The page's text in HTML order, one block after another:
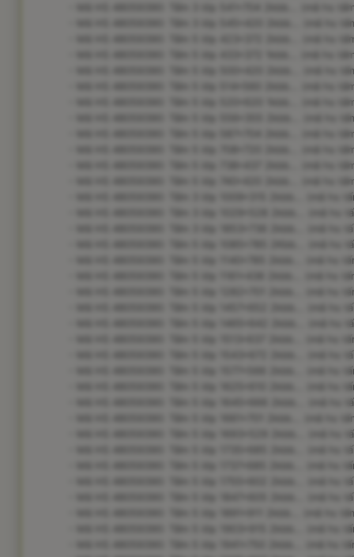
- Mã HS 48059390: Tấm 3 lớp 541*704 2kbb... (mã hs
- Mã HS 48059390: Tấm 3 lớp 545*420 2kbb... (mã hs
- Mã HS 48059390: Tấm 5 lớp 423*372 2kbb... (mã hs
- Mã HS 48059390: Tấm 5 lớp 433*372 1kbb... (mã hs
- Mã HS 48059390: Tấm 5 lớp 500*420 2kbb... (mã hs
- Mã HS 48059390: Tấm 5 lớp 514*560 2kbb... (mã hs
- Mã HS 48059390: Tấm 5 lớp 520*620 1kbb... (mã hs
- Mã HS 48059390: Tấm 5 lớp 556*355 2kbb... (mã hs
- Mã HS 48059390: Tấm 5 lớp 587*704 2kbb... (mã hs
- Mã HS 48059390: Tấm 5 lớp 708*720 2kbb... (mã hs
- Mã HS 48059390: Tấm 5 lớp 738*437 2kbb... (mã hs
- Mã HS 48059390: Tấm 5 lớp 740*420 2kbb... (mã hs
- Mã HS 48059390: Tấm 3 lớp 1009*315 2kbb... (mã hs
- Mã HS 48059390: Tấm 3 lớp 1029*528 2kbb... (mã hs
- Mã HS 48059390: Tấm 3 lớp 1853*736 2kbb... (mã hs
- Mã HS 48059390: Tấm 5 lớp 1085*785 2Kbb... (mã hs
- Mã HS 48059390: Tấm 5 lớp 1140*785 2kbb... (mã hs
- Mã HS 48059390: Tấm 5 lớp 1161*436 2kbb... (mã hs
- Mã HS 48059390: Tấm 5 lớp 1282*701 2kbb... (mã hs
- Mã HS 48059390: Tấm 5 lớp 1457*652 2kbb... (mã hs
- Mã HS 48059390: Tấm 5 lớp 1465*642 2kbb... (mã hs
- Mã HS 48059390: Tấm 5 lớp 1513*637 2kbb... (mã hs
- Mã HS 48059390: Tấm 5 lớp 1543*672 2kbb... (mã hs
- Mã HS 48059390: Tấm 5 lớp 1577*566 2kbb... (mã hs
- Mã HS 48059390: Tấm 5 lớp 1625*610 2kbb... (mã hs
- Mã HS 48059390: Tấm 5 lớp 1645*666 2kbb... (mã hs
- Mã HS 48059390: Tấm 5 lớp 1661*701 2kbb... (mã hs
- Mã HS 48059390: Tấm 5 lớp 1693*529 2kbb... (mã hs
- Mã HS 48059390: Tấm 5 lớp 1735*685 2kbb... (mã hs
- Mã HS 48059390: Tấm 5 lớp 1737*685 2kbb... (mã hs
- Mã HS 48059390: Tấm 5 lớp 1755*602 2kbb... (mã hs
- Mã HS 48059390: Tấm 5 lớp 1847*605 2kbb... (mã hs
- Mã HS 48059390: Tấm 5 lớp 1891*911 2kbb... (mã hs
- Mã HS 48059390: Tấm 5 lớp 1903*915 2kbb... (mã hs
- Mã HS 48059390: Tấm 5 lớp 1941*750 2kbb... (mã hs